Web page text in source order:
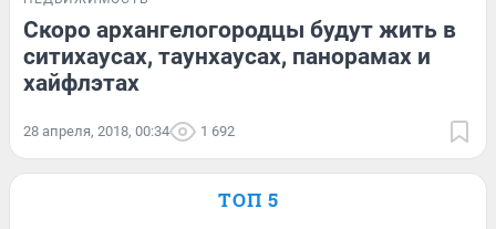
Скоро архангелогородцы будут жить в
ситихаусах, таунхаусах, панорамах и
хайфлэтах
28 апреля, 2018, 00:34 1 692
ТОП 5